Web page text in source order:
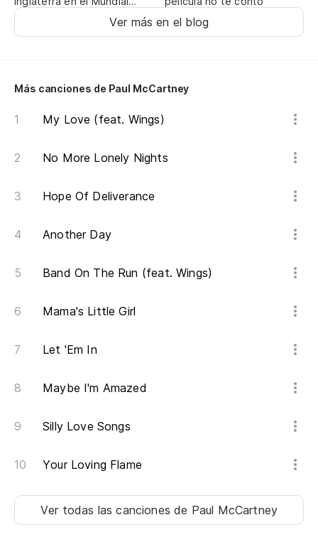
2026
Ver más en el blog
Más canciones de Paul McCartney
My Love (feat. Wings)
No More Lonely Nights
Hope Of Deliverance
Another Day
Band On The Run (feat. Wings)
Mama's Little Girl
Let 'Em In
Maybe I'm Amazed
Silly Love Songs
Your Loving Flame
Ver todas las cancionesde Paul McCartney